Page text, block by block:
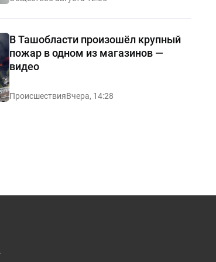
В Ташобласти произошёл крупный
пожар в одном из магазинов —
видео
ПроисшествияВчера, 14:28